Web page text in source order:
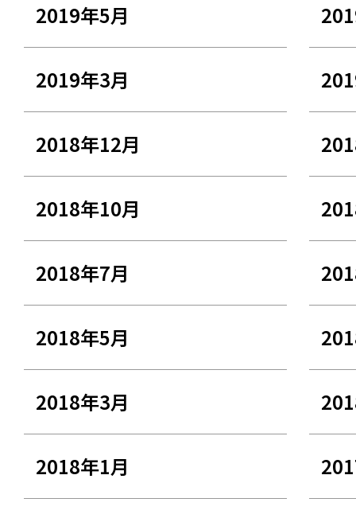
2019年5月
2019年3月
2018年12月
2018年10月
2018年7月
2018年5月
2018年3月
2018年1月